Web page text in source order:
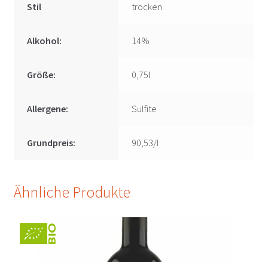
Stil trocken
Alkohol: 14%
Größe: 0,75l
Allergene: Sulfite
Grundpreis: 90,53/l
Ähnliche Produkte